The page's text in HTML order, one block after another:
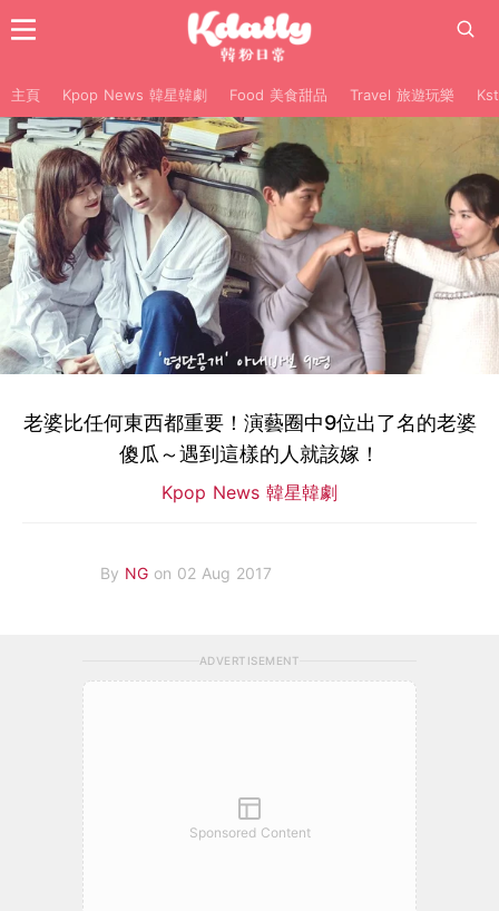
主頁 Kpop News 韓星韓劇 Food 美食甜品 Travel 旅遊玩樂
老婆比任何東西都重要！演藝圈中9位出了名的老婆
傻瓜～遇到這樣的人就該嫁！
Kpop News 韓星韓劇
By NG on 02 Aug 2017
ADVERTISEMENT
Sponsored Content